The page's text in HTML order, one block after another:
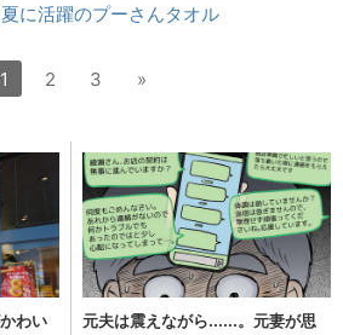
夏に活躍のプーさんタオル
1 2 3 »